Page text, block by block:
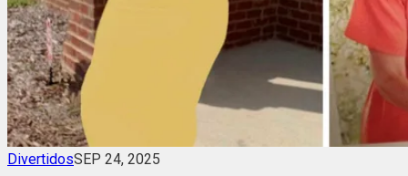
DivertidosSEP 24, 2025